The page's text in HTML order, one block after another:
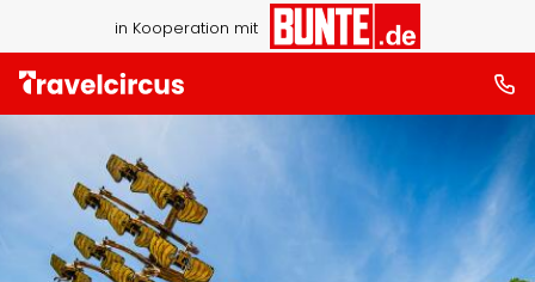
in Kooperation mit